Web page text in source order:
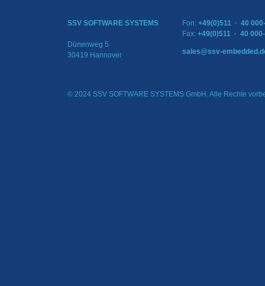
SSV SOFTWARE SYSTEMS
Dünenweg 5
30419 Hannover
Fon: +49(0)511 · 40
Fax: +49(0)511 · 40
sales@ssv-
© 2024 SSV SOFTWARE SYSTEMS GmbH. Alle Rechte